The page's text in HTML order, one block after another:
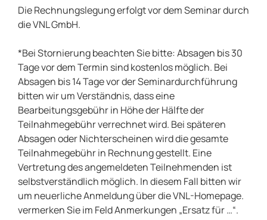
Die Rechnungslegung erfolgt vor dem Seminar durch
die VNL GmbH.
*Bei Stornierung beachten Sie bitte: Absagen bis 30
Tage vor dem Termin sind kostenlos möglich. Bei
Absagen bis 14 Tage vor der Seminardurchführung
bitten wir um Verständnis, dass eine
Bearbeitungsgebühr in Höhe der Hälfte der
Teilnahmegebühr verrechnet wird. Bei späteren
Absagen oder Nichterscheinen wird die gesamte
Teilnahmegebühr in Rechnung gestellt. Eine
Vertretung des angemeldeten Teilnehmenden ist
selbstverständlich möglich. In diesem Fall bitten wir
um neuerliche Anmeldung über die VNL-Homepage.
vermerken Sie im Feld Anmerkungen „Ersatz für …“.